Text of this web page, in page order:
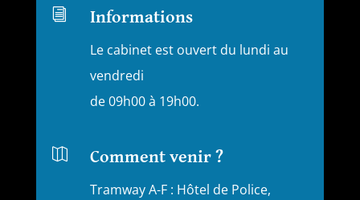
i Informations
Le cabinet est ouvert du lundi au
vendredi
de 09h00 à 19h00.
 Comment venir ?
Tramway A-F : Hôtel de Police,